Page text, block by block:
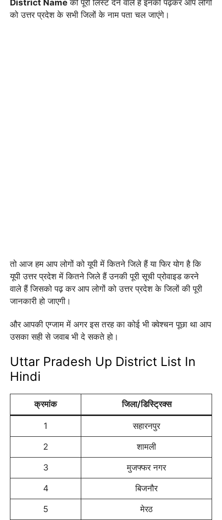
District Name की पूरी लिस्ट देने वाले हैं इनको पढ़कर आप लोगों
को उत्तर प्रदेश के सभी जिलों के नाम पता चल जाएंगे।
तो आज हम आप लोगों को यूपी में कितने जिले हैं या फिर योग है कि
यूपी उत्तर प्रदेश में कितने जिले हैं उनकी पूरी सूची प्रोवाइड करने
वाले हैं जिसको पढ़ कर आप लोगों को उत्तर प्रदेश के जिलों की पूरी
जानकारी हो जाएगी।
और आपकी एग्जाम में अगर इस तरह का कोई भी क्वेश्चन पूछा था आप
उसका सही से जवाब भी दे सकते हो।
Uttar Pradesh Up District List In
Hindi
क्रमांक जिला/डिस्ट्रिक्स
1 सहारनपुर
2 शामली
3 मुजफ्फर नगर
4 बिजनौर
5 मेरठ